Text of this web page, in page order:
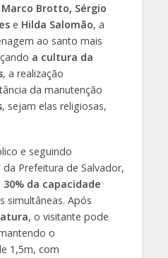
Marco Brotto, Sérgio
e Hilda Salomão, a
ao santo mais
a cultura da
, a realização
da manutenção
, sejam elas religiosas,
e seguindo
da Prefeitura de Salvador,
30% da capacidade
simultâneas. Após
, o visitante pode
o
1,5m, com